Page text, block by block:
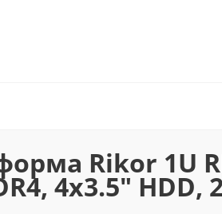
Rikor 1U
4x3.5"